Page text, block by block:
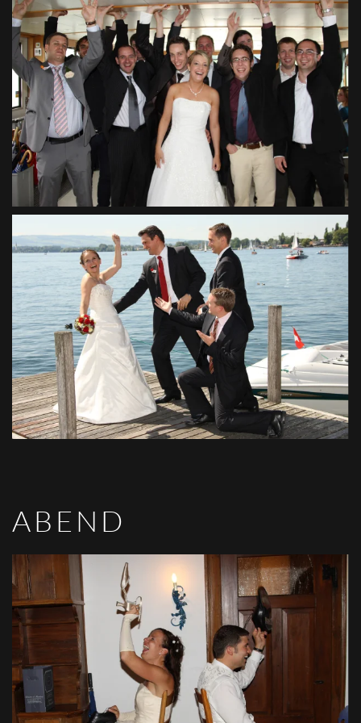
VIEW
ABEND
VIEW